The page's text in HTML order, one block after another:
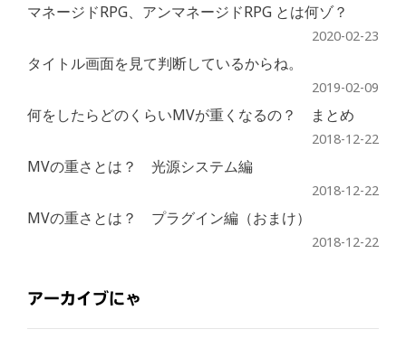
マネージドRPG、アンマネージドRPG とは何ゾ？
2020-02-23
タイトル画面を見て判断しているからね。
2019-02-09
何をしたらどのくらいMVが重くなるの？ まとめ
2018-12-22
MVの重さとは？ 光源システム編
2018-12-22
MVの重さとは？ プラグイン編（おまけ）
2018-12-22
アーカイブにゃ